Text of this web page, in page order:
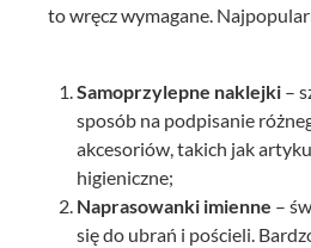
to wręcz wymagane.
Samoprzylepne naklejki –
sposób na podpisanie
akcesoriów, takich jak
higieniczne;
Naprasowanki imienne –
się do ubrań i pościeli.